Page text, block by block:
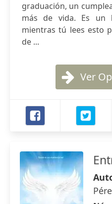
graduación, un
más de vida. Es un
mientras tú lees esto
de ...
Ver